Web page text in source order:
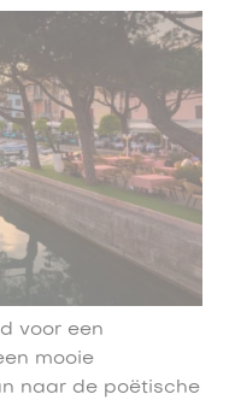
voor een
mooie
naar de poëtische